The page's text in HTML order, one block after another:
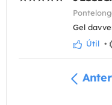
Gel
Útil •